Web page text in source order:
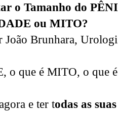
o Tamanho do
ou MITO?
Brunhara,
o que é MITO, o que
e ter todas as